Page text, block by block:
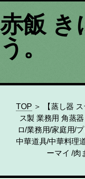
赤飯 き
う。
TOP ＞ 【蒸し器
ス製 業務用 角蒸
ロ/業務用/家庭用/
中華道具/中華料理
ーマイ /肉